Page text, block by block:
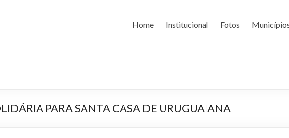
Home Institucional Fotos Municípios
PARA SANTA CASA DE URUGUAIANA